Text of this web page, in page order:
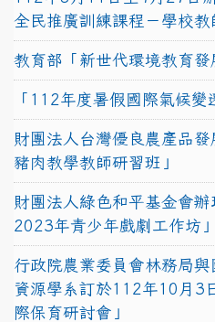
全民推廣訓練課程－學校教
教育部「新世代環境教育發
「112年度暑假國際氣候變
財團法人台灣優良農產品
豬肉教學教師研習班」
財團法人綠色和平基金會辦
2023年青少年戲劇工作坊」
行政院農業委員會林務局
資源學系訂於112年10月3
際保育研討會」